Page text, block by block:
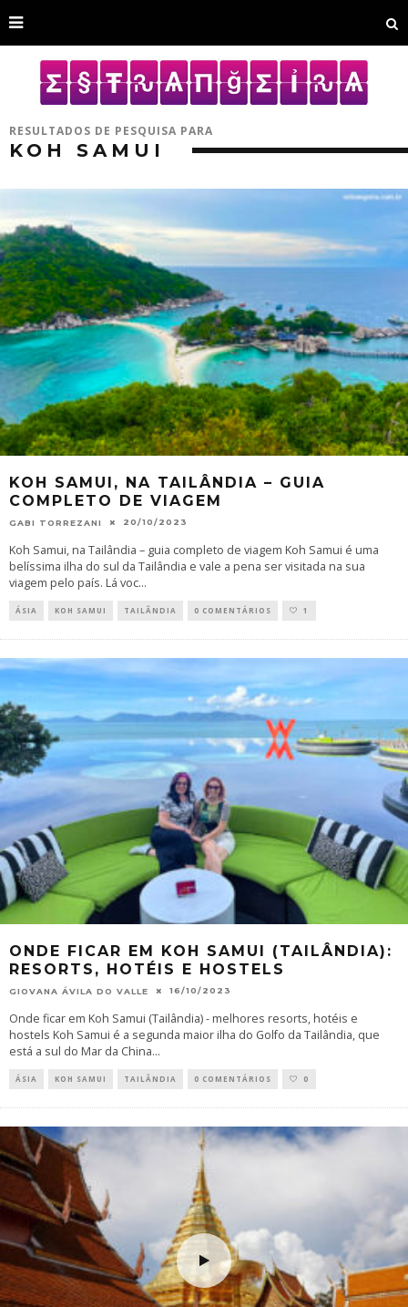
RESULTADOS DE PESQUISA PARA
KOH SAMUI
KOH SAMUI, NA TAILÂNDIA – GUIA
COMPLETO DE VIAGEM
GABI TORREZANI 20/10/2023
Koh Samui, na Tailândia – guia completo de viagem Koh Samui é uma
belíssima ilha do sul da Tailândia e vale a pena ser visitada na sua
viagem pelo país. Lá voc...
ÁSIA KOH SAMUI TAILÂNDIA 0 COMENTÁRIOS 1
ONDE FICAR EM KOH SAMUI (TAILÂNDIA):
RESORTS, HOTÉIS E HOSTELS
GIOVANA ÁVILA DO VALLE 16/10/2023
Onde ficar em Koh Samui (Tailândia) - melhores resorts, hotéis e
hostels Koh Samui é a segunda maior ilha do Golfo da Tailândia, que
está a sul do Mar da China...
ÁSIA KOH SAMUI TAILÂNDIA 0 COMENTÁRIOS 0